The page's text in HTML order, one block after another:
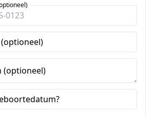
(optioneel)